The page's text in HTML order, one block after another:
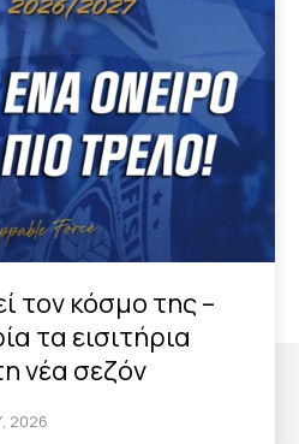
τον κόσμο της –
τα εισιτήρια
νέα σεζόν
2026